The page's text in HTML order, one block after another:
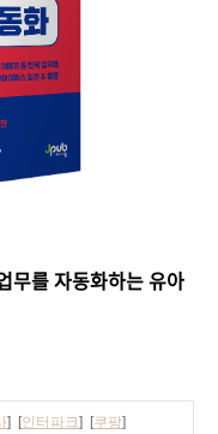
무를 자동화하는 유아
] [인터파크] [쿠팡]